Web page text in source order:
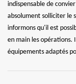
indispensable de
absolument solliciter le
informons qu'il est
en main les
équipements adaptés